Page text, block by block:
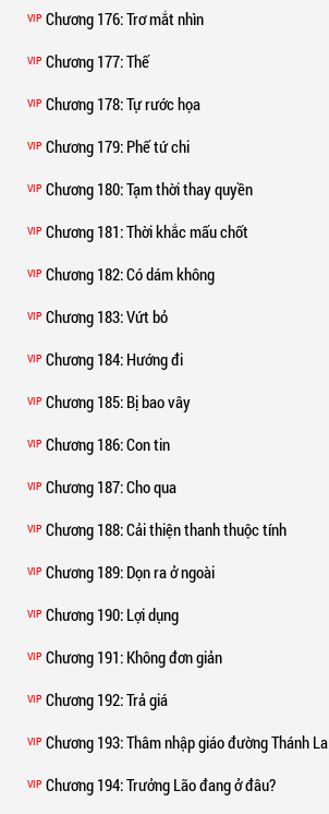
VIP Chương 176: Trơ mắt nhìn
VIP Chương 177: Thế
VIP Chương 178: Tự rước họa
VIP Chương 179: Phế tứ chi
VIP Chương 180: Tạm thời thay quyền
VIP Chương 181: Thời khắc mấu chốt
VIP Chương 182: Có dám không
VIP Chương 183: Vứt bỏ
VIP Chương 184: Hướng đi
VIP Chương 185: Bị bao vây
VIP Chương 186: Con tin
VIP Chương 187: Cho qua
VIP Chương 188: Cải thiện thanh thuộc tính
VIP Chương 189: Dọn ra ở ngoài
VIP Chương 190: Lợi dụng
VIP Chương 191: Không đơn giản
VIP Chương 192: Trả giá
VIP Chương 193: Thâm nhập giáo đường Thánh La
VIP Chương 194: Trưởng Lão đang ở đâu?